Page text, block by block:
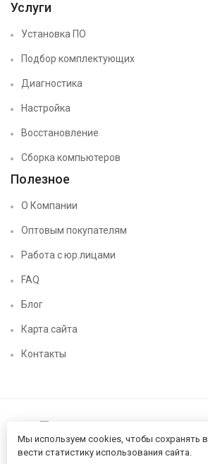
Услуги
Установка ПО
Подбор комплектующих
Диагностика
Настройка
Восстановление
Сборка компьютеров
Полезное
О Компании
Оптовым покупателям
Работа с юр.лицами
FAQ
Блог
Карта сайта
Контакты
Мы используем cookies, чтобы сохранять
вести статистику использования сайта.